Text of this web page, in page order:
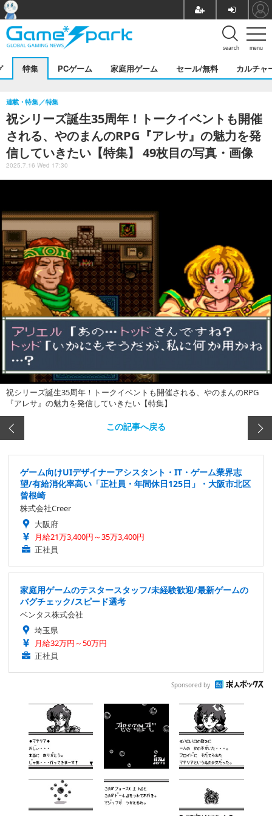
menu
search
特集 PCゲーム 家庭用ゲーム セール/無料 カルチャ
祝シリーズ誕生35周年！トークイベントも開催
される、やのまんのRPG『アレサ』の魅力を発
信していきたい【特集】 49枚目の写真・画像
連載・特集 特集
2025.7.16 Wed 17:30
祝シリーズ誕生35周年！トークイベントも開催される、やのまんのRPG
『アレサ』の魅力を発信していきたい【特集】
この記事へ戻る
ゲーム向けUIデザイナーアシスタント・IT・ゲーム業界志
望/有給消化率高い「正社員・年間休日125日」・大阪市北区
曾根崎
株式会社Creer
大阪府
月給21万3,400円～35万3,400円
正社員
家庭用ゲームのテスタースタッフ/未経験歓迎/最新ゲームの
バグチェック/スピード選考
ベンタス株式会社
埼玉県
月給32万円～50万円
正社員
Sponsored by